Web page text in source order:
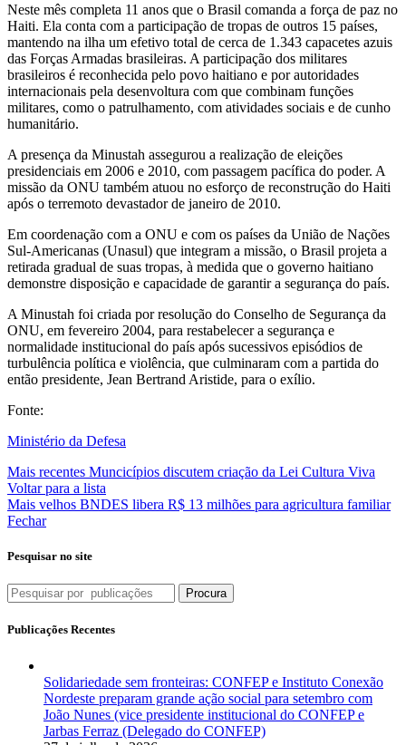
Neste mês completa 11 anos que o Brasil comanda a força de paz no
Haiti. Ela conta com a participação de tropas de outros 15 países,
mantendo na ilha um efetivo total de cerca de 1.343 capacetes azuis
das Forças Armadas brasileiras. A participação dos militares
brasileiros é reconhecida pelo povo haitiano e por autoridades
internacionais pela desenvoltura com que combinam funções
militares, como o patrulhamento, com atividades sociais e de cunho
humanitário.
A presença da Minustah assegurou a realização de eleições
presidenciais em 2006 e 2010, com passagem pacífica do poder. A
missão da ONU também atuou no esforço de reconstrução do Haiti
após o terremoto devastador de janeiro de 2010.
Em coordenação com a ONU e com os países da União de Nações
Sul-Americanas (Unasul) que integram a missão, o Brasil projeta a
retirada gradual de suas tropas, à medida que o governo haitiano
demonstre disposição e capacidade de garantir a segurança do país.
A Minustah foi criada por resolução do Conselho de Segurança da
ONU, em fevereiro 2004, para restabelecer a segurança e
normalidade institucional do país após sucessivos episódios de
turbulência política e violência, que culminaram com a partida do
então presidente, Jean Bertrand Aristide, para o exílio.
Fonte:
Ministério da Defesa
Mais recentes Muncicípios discutem criação da Lei Cultura Viva
Voltar para a lista
Mais velhos BNDES libera R$ 13 milhões para agricultura familiar
Fechar
Pesquisar no site
Procura
Publicações Recentes
Solidariedade sem fronteiras: CONFEP e Instituto Conexão
Nordeste preparam grande ação social para setembro com
João Nunes (vice presidente institucional do CONFEP e
Jarbas Ferraz (Delegado do CONFEP)